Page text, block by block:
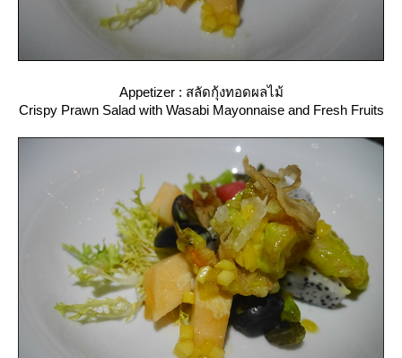
Appetizer : สลัดกุ้งทอดผลไม้
Crispy Prawn Salad with Wasabi Mayonnaise and Fresh Fruits